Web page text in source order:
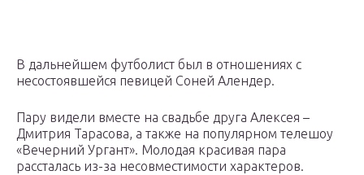
В дальнейшем футболист был в отношениях с
несостоявшейся певицей Соней Алендер.
Пару видели вместе на свадьбе друга Алексея –
Дмитрия Тарасова, а также на популярном телешоу
«Вечерний Ургант». Молодая красивая пара
рассталась из-за несовместимости характеров.